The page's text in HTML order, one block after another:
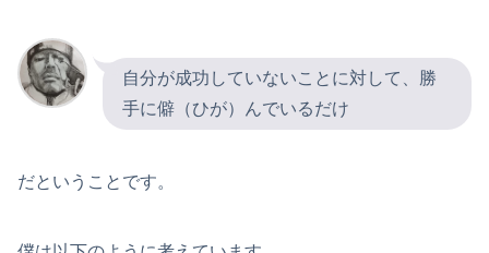
自分が成功していないことに対して、勝
手に僻（ひが）んでいるだけ
だということです。